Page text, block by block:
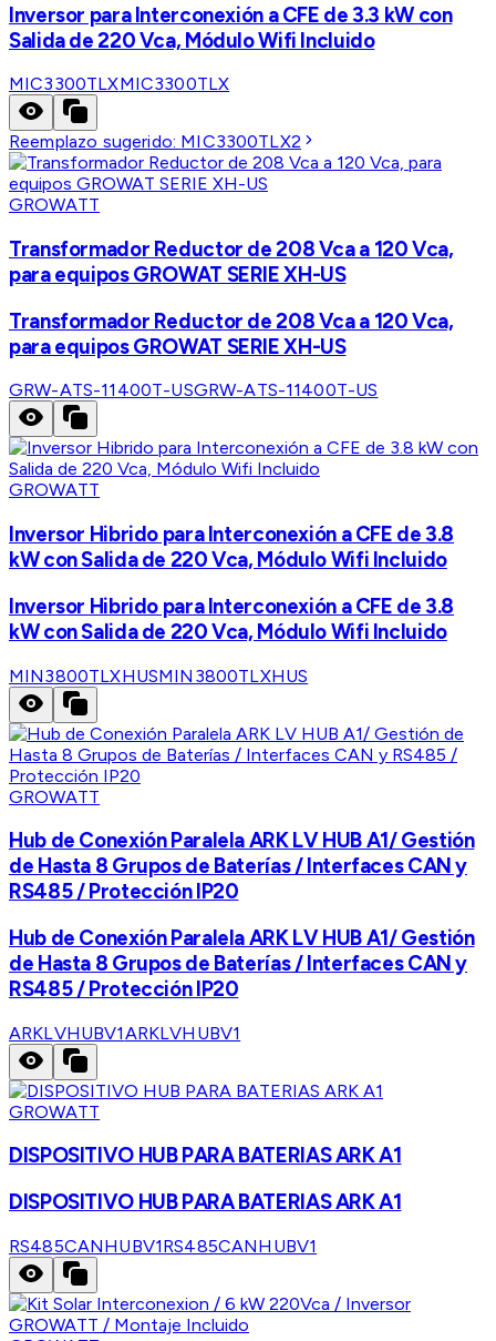
Inversor para Interconexión a CFE de 3.3 kW con
Salida de 220 Vca, Módulo Wifi Incluido
MIC3300TLXMIC3300TLX
Reemplazo sugerido: MIC3300TLX2
GROWATT
Transformador Reductor de 208 Vca a 120 Vca,
para equipos GROWAT SERIE XH-US
Transformador Reductor de 208 Vca a 120 Vca,
para equipos GROWAT SERIE XH-US
GRW-ATS-11400T-USGRW-ATS-11400T-US
GROWATT
Inversor Hibrido para Interconexión a CFE de 3.8
kW con Salida de 220 Vca, Módulo Wifi Incluido
Inversor Hibrido para Interconexión a CFE de 3.8
kW con Salida de 220 Vca, Módulo Wifi Incluido
MIN3800TLXHUSMIN3800TLXHUS
GROWATT
Hub de Conexión Paralela ARK LV HUB A1/ Gestión
de Hasta 8 Grupos de Baterías / Interfaces CAN y
RS485 / Protección IP20
Hub de Conexión Paralela ARK LV HUB A1/ Gestión
de Hasta 8 Grupos de Baterías / Interfaces CAN y
RS485 / Protección IP20
ARKLVHUBV1ARKLVHUBV1
GROWATT
DISPOSITIVO HUB PARA BATERIAS ARK A1
DISPOSITIVO HUB PARA BATERIAS ARK A1
RS485CANHUBV1RS485CANHUBV1